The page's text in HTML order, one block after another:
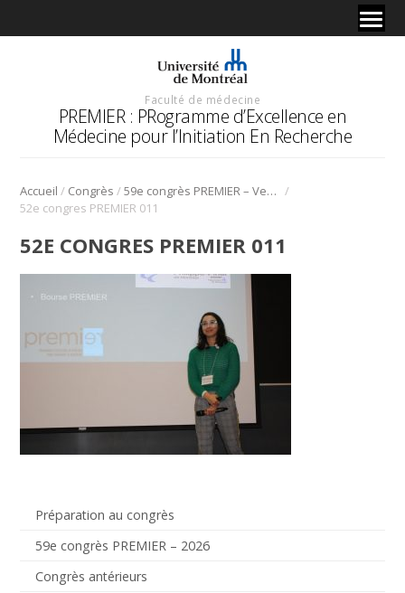
Faculté de médecine
PREMIER : PRogramme d’Excellence en
Médecine pour l’Initiation En Recherche
Accueil / Congrès / 59e congrès PREMIER – Vendredi 30 Janvier 2026 /
52e congres PREMIER 011
Préparation au congrès
59e congrès PREMIER – 2026
Congrès antérieurs
52E CONGRES PREMIER 011